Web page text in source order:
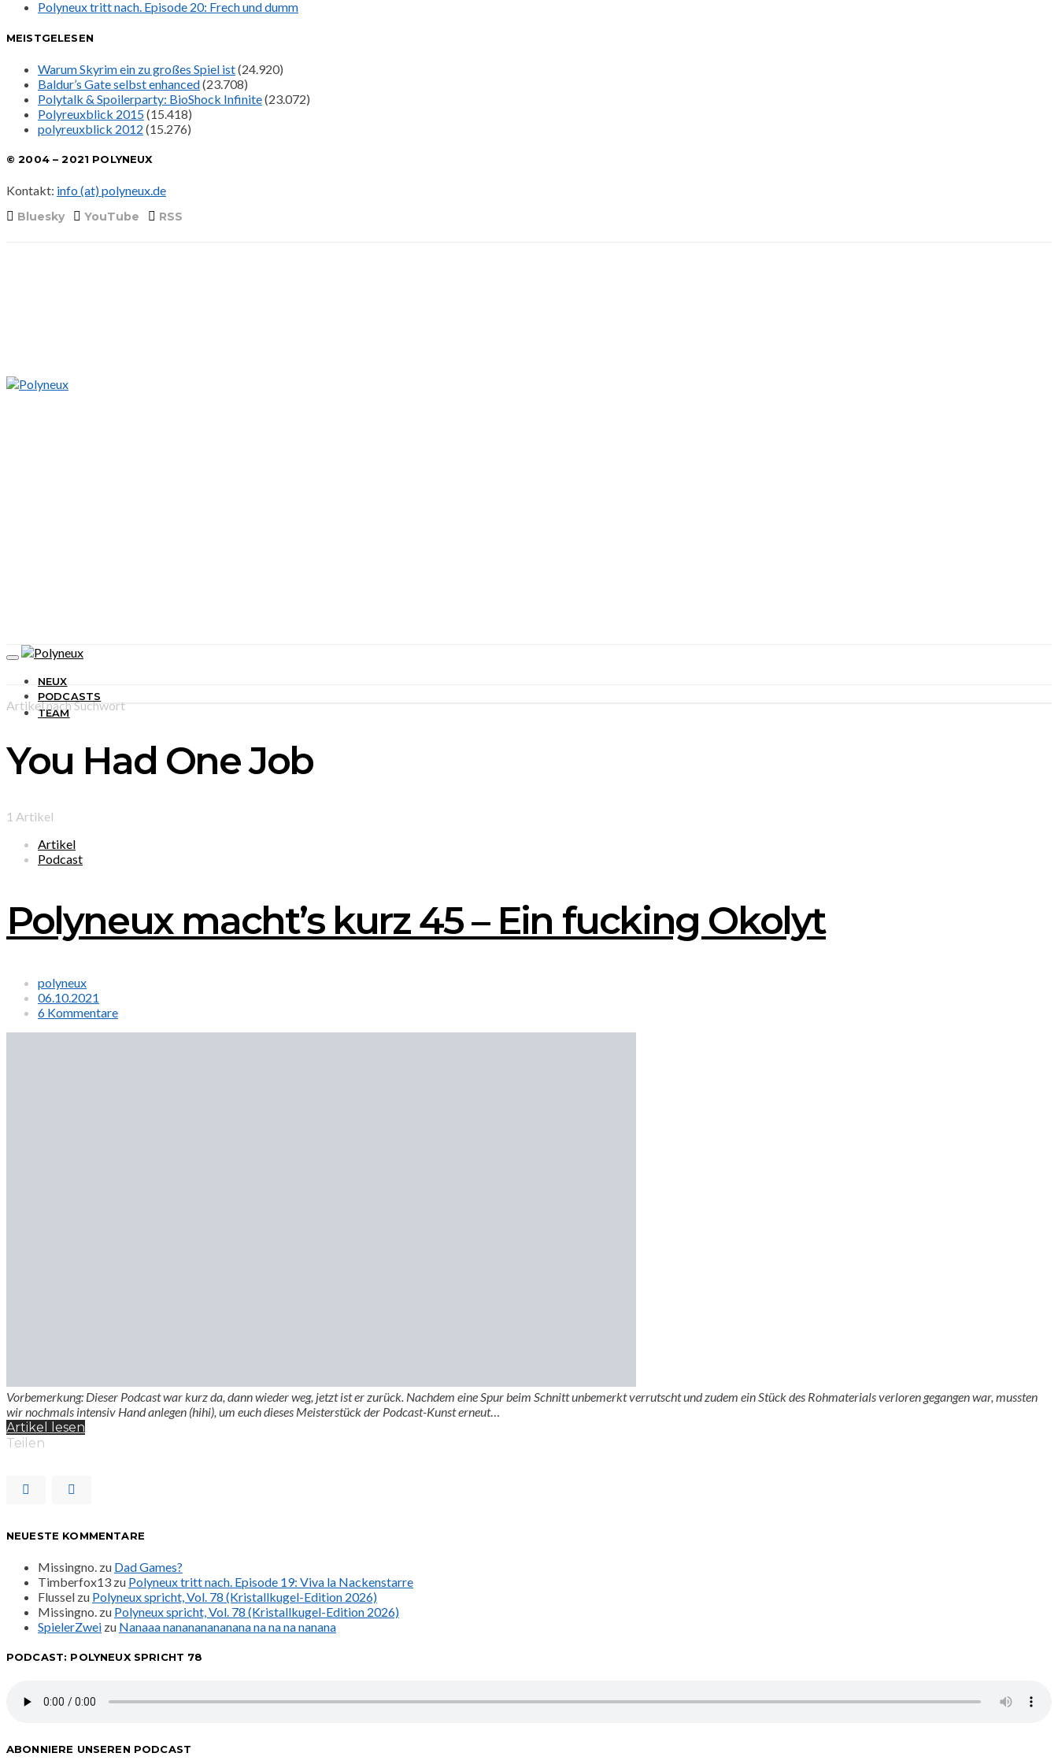
Polyneux tritt nach. Episode 20: Frech und dumm
MEISTGELESEN
Warum Skyrim ein zu großes Spiel ist(24.920)
Baldur’s Gate selbst enhanced(23.708)
Polytalk & Spoilerparty: BioShock Infinite(23.072)
Polyreuxblick 2015(15.418)
polyreuxblick 2012 (15.276)
© 2004 – 2021 POLYNEUX
Kontakt: info (at) polyneux.de
Bluesky YouTube RSS
NEUX
PODCASTS
TEAM
Artikel nach Suchwort
You Had One Job
1 Artikel
Artikel
Podcast
Polyneux macht’s kurz 45 – Ein fucking Okolyt
polyneux
06.10.2021
6 Kommentare
Vorbemerkung: Dieser Podcast war kurz da, dann wieder weg, jetzt ist er zurück. Nachdem eine Spur beim Schnitt unbemerkt verrutscht und zudem ein Stück des Rohmaterials verloren gegangen war, mussten
wir nochmals intensiv Hand anlegen (hihi), um euch dieses Meisterstück der Podcast-Kunst erneut…
Artikel lesen
Teilen
NEUESTE KOMMENTARE
Missingno. zu Dad Games?
Timberfox13 zu Polyneux tritt nach. Episode 19: Viva la Nackenstarre
Flussel zu Polyneux spricht, Vol. 78 (Kristallkugel-Edition 2026)
Missingno. zu Polyneux spricht, Vol. 78 (Kristallkugel-Edition 2026)
SpielerZwei zu Nanaaa nanananananana na na na nanana
PODCAST: POLYNEUX SPRICHT 78
ABONNIERE UNSEREN PODCAST